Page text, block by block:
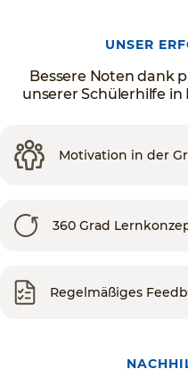
UNSER
Bessere Noten dank
unserer Schülerhilfe in
Motivation in der
360 Grad
Regelmäßiges